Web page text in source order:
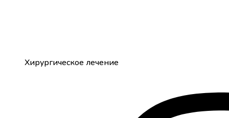
Хирургическое лечение